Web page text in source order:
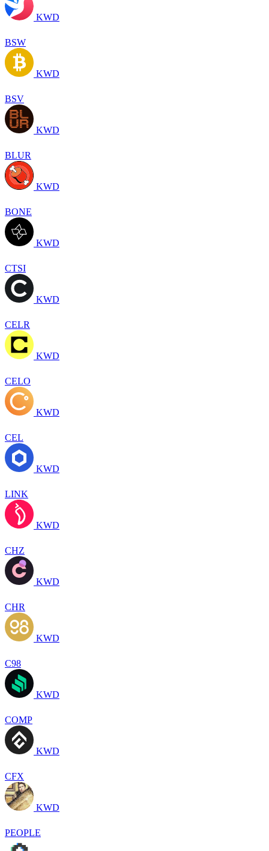
KWD
BSW
KWD
BSV
KWD
BLUR
KWD
BONE
KWD
CTSI
KWD
CELR
KWD
CELO
KWD
CEL
KWD
LINK
KWD
CHZ
KWD
CHR
KWD
C98
KWD
COMP
KWD
CFX
KWD
PEOPLE